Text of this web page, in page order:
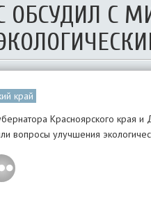
ОБСУДИЛ С
край
Красноярского края
вопросы улучшения